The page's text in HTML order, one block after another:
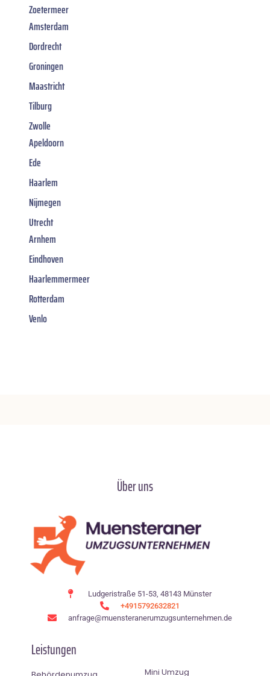
Zoetermeer
Amsterdam
Dordrecht
Groningen
Maastricht
Tilburg
Zwolle
Apeldoorn
Ede
Haarlem
Nijmegen
Utrecht
Arnhem
Eindhoven
Haarlemmermeer
Rotterdam
Venlo
Über uns
Ludgeristraße 51-53, 48143 Münster
+4915792632821
anfrage@muensteranerumzugsunternehmen.de
Leistungen
Mini Umzug